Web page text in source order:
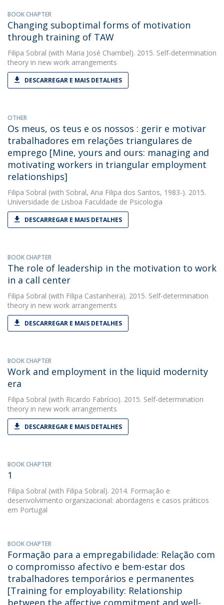
BOOK CHAPTER
Changing suboptimal forms of motivation
through training of TAW
Filipa Sobral (with Maria José Chambel). 2015. Self-determination
theory in new work arrangements
DESCARREGAR E MAIS DETALHES
OTHER
Os meus, os teus e os nossos : gerir e motivar
trabalhadores em relações triangulares de
emprego [Mine, yours and ours: managing and
motivating workers in triangular employment
relationships]
Filipa Sobral (with Sobral, Ana Filipa dos Santos, 1983-). 2015.
Universidade de Lisboa Faculdade de Psicologia
DESCARREGAR E MAIS DETALHES
BOOK CHAPTER
The role of leadership in the motivation to work
in a call center
Filipa Sobral (with Filipa Castanheira). 2015. Self-determination
theory in new work arrangements
DESCARREGAR E MAIS DETALHES
BOOK CHAPTER
Work and employment in the liquid modernity
era
Filipa Sobral (with Ricardo Fabrício). 2015. Self-determination
theory in new work arrangements
DESCARREGAR E MAIS DETALHES
BOOK CHAPTER
1
Filipa Sobral (with Filipa Sobral). 2014. Formação e
desenvolvimento organizacional: abordagens e casos práticos
em Portugal
BOOK CHAPTER
Formação para a empregabilidade: Relação com
o compromisso afectivo e bem-estar dos
trabalhadores temporários e permanentes
[Training for employability: Relationship
between the affective commitment and well-